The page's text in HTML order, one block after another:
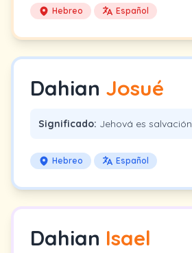
Hebreo Español
Dahian Josué
Significado: Jehová es salvación
Hebreo Español
Dahian Isael